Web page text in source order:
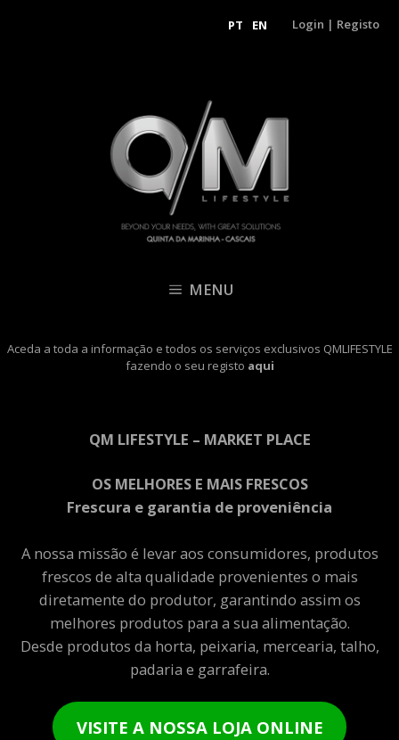
PT EN Login | Registo
MENU
Aceda a toda a informação e todos os serviços exclusivos QMLIFESTYLE
fazendo o seu registo aqui
QM LIFESTYLE – MARKET PLACE
OS MELHORES E MAIS FRESCOS
Frescura e garantia de proveniência
A nossa missão é levar aos consumidores, produtos
frescos de alta qualidade provenientes o mais
diretamente do produtor, garantindo assim os
melhores produtos para a sua alimentação.
Desde produtos da horta, peixaria, mercearia, talho,
padaria e garrafeira.
VISITE A NOSSA LOJA ONLINE